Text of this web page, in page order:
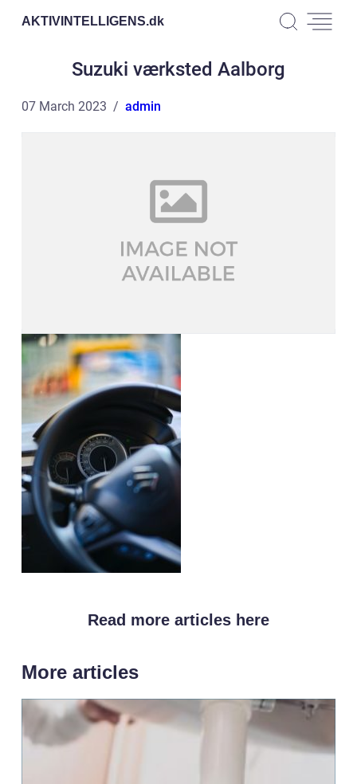
AKTIVINTELLIGENS.dk
Suzuki værksted Aalborg
07 March 2023 admin
Read more articles here
More articles